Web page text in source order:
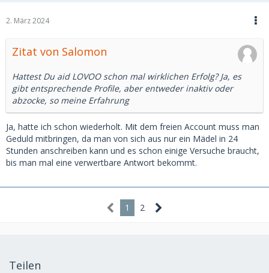
2. März 2024
Zitat von Salomon
Hattest Du aid LOVOO schon mal wirklichen Erfolg? Ja, es
gibt entsprechende Profile, aber entweder inaktiv oder
abzocke, so meine Erfahrung
Ja, hatte ich schon wiederholt. Mit dem freien Account muss man
Geduld mitbringen, da man von sich aus nur ein Mädel in 24
Stunden anschreiben kann und es schon einige Versuche braucht,
bis man mal eine verwertbare Antwort bekommt.
1 2
Teilen